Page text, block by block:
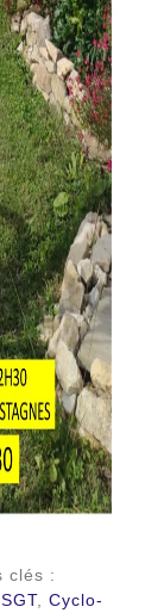
clés :
, Cyclo-